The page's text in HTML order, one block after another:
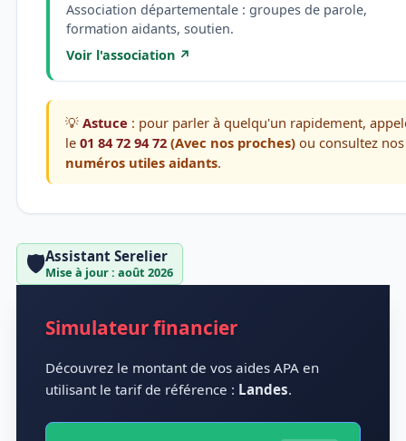
Association départementale : groupes de parole,
formation aidants, soutien.
Voir l'association ↗
💡Astuce : pour parler à quelqu'un rapidement,
le01 84 72 94 72 (Avec nos proches) ou consultez nos
numéros utiles aidants.
🛡️Assistant Serelier
Mise à jour : août 2026
Simulateur financier
Découvrez le montant de vos aides APA en
utilisant le tarif de référence : Landes.